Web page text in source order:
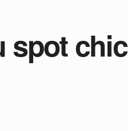
spot chic